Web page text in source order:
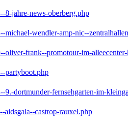
8-jahre-news-oberberg.php
michael-wendler-amp-nic--
oliver-frank--promotour-im-
partyboot.php
9.-dortmunder-fernsehgarten-im-
aidsgala--castrop-rauxel.php